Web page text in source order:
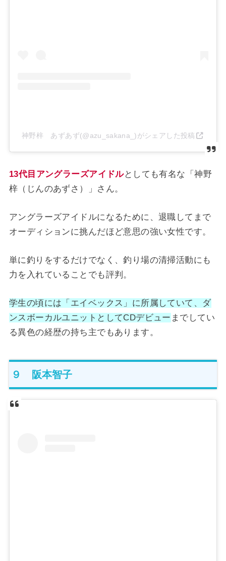
神野梓 あずあず(@azu_sakana_)がシェアした投稿
13代目アングラーズアイドルとしても有名な「神野
梓（じんのあずさ）」さん。
アングラーズアイドルになるために、退職してまで
オーディションに挑んだほど意思の強い女性です。
単に釣りをするだけでなく、釣り場の清掃活動にも
力を入れていることでも評判。
学生の頃には「エイベックス」に所属していて、ダ
ンスボーカルユニットとしてCDデビュー までしてい
る異色の経歴の持ち主でもあります。
９ 阪本智子